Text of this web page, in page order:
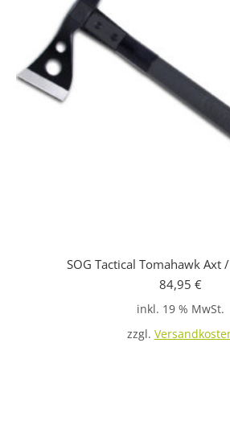
SOG Tactical Tomahawk Axt
84,95 €
inkl. 19 % MwSt.
zzgl.